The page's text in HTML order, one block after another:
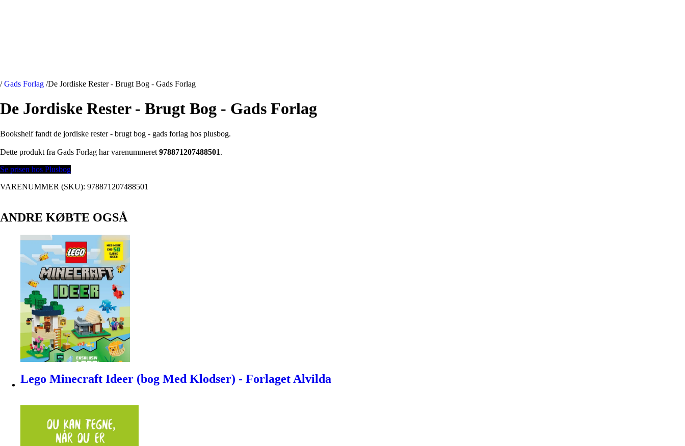
/ Gads Forlag /De Jordiske Rester - Brugt Bog - Gads Forlag
De Jordiske Rester - Brugt Bog - Gads Forlag
Bookshelf fandt de jordiske rester - brugt bog - gads forlag hos plusbog.
Dette produkt fra Gads Forlag har varenummeret 978871207488501.
Se prisen hos Plusbog
VARENUMMER (SKU): 978871207488501
ANDRE KØBTE OGSÅ
Lego Minecraft Ideer (bog Med Klodser) - Forlaget Alvilda